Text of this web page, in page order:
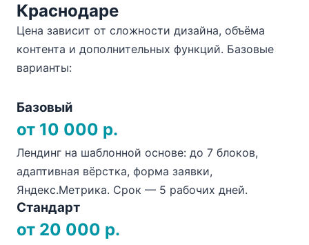
Краснодаре
Цена зависит от сложности дизайна, объёма
контента и дополнительных функций. Базовые
варианты:
Базовый
от 10 000 р.
Лендинг на шаблонной основе: до 7 блоков,
адаптивная вёрстка, форма заявки,
Яндекс.Метрика. Срок — 5 рабочих дней.
Стандарт
от 20 000 р.